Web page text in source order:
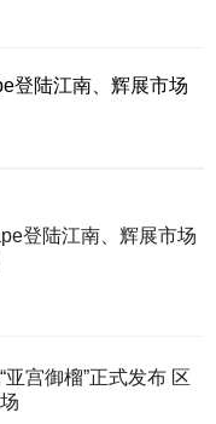
登陆江南、辉展市场
登陆江南、辉展市场
宫御榴”正式发布 区